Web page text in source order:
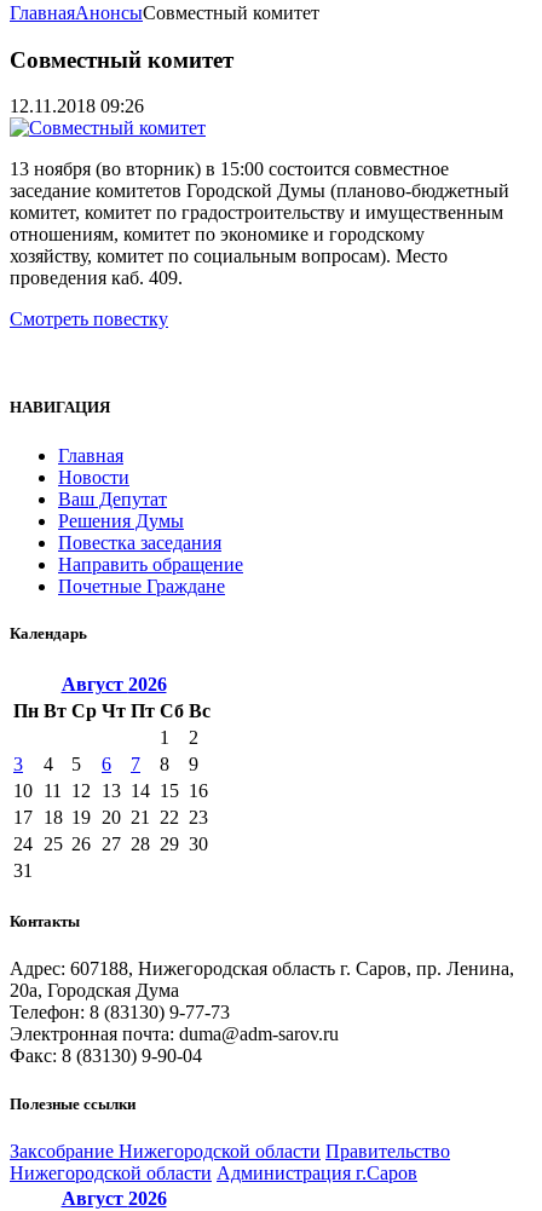
ГлавнаяАнонсыСовместный комитет
Совместный комитет
12.11.2018 09:26
13 ноября (во вторник) в 15:00 состоится совместное
заседание комитетов Городской Думы (планово-бюджетный
комитет, комитет по градостроительству и имущественным
отношениям, комитет по экономике и городскому
хозяйству, комитет по социальным вопросам). Место
проведения каб. 409.
Смотреть повестку
НАВИГАЦИЯ
Главная
Новости
Ваш Депутат
Решения Думы
Повестка заседания
Направить обращение
Почетные Граждане
Календарь
Август 2026
Пн Вт Ср Чт Пт Сб Вс
1
2
3
4 5 6 7 8
9
10 11 12 13 14 15 16
17 18 19 20 21 22 23
24 25 26 27 28 29 30
31
Контакты
Адрес: 607188, Нижегородская область г. Саров, пр. Ленина,
20а, Городская Дума
Телефон: 8 (83130) 9-77-73
Электронная почта: duma@adm-sarov.ru
Факс: 8 (83130) 9-90-04
Полезные ссылки
Закcобрание Нижегородской области Правительство
Нижегородской области Администрация г.Саров
Август 2026